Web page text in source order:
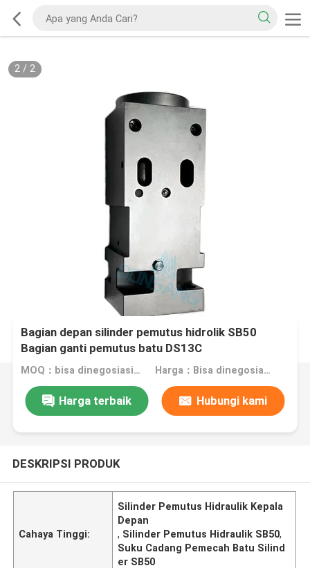
2/ 2
Bagian depan silinder pemutus hidrolik SB50
Bagian ganti pemutus batu DS13C
MOQ：bisa dinegosiasikan Harga：Bisa dinegosiasikan
Harga terbaik Hubungi kami
DESKRIPSI PRODUK
Cahaya Tinggi:
Silinder Pemutus Hidraulik Kepala
Depan
, Silinder Pemutus Hidraulik SB50,
Suku Cadang Pemecah Batu Silind
er SB50